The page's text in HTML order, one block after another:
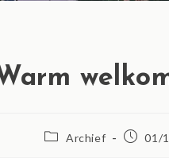
Archief 01/